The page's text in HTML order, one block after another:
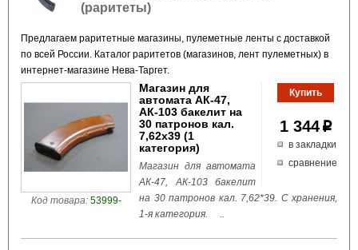
(раритеты)
Предлагаем раритетные магазины, пулеметные ленты с доставкой
по всей России. Каталог раритетов (магазинов, лент пулеметных) в
интернет-магазине Нева-Таргет.
1 344p
в закладки
сравнение
Код товара:53999-
Магазин для
автомата АК-47,
АК-103 бакелит на
30 патронов кал.
7,62x39 (1
категория)
Магазин для автомата
АК-47, АК-103 бакелит
на 30 патронов кал. 7,62*39. С хранения,
1-я категория. ..